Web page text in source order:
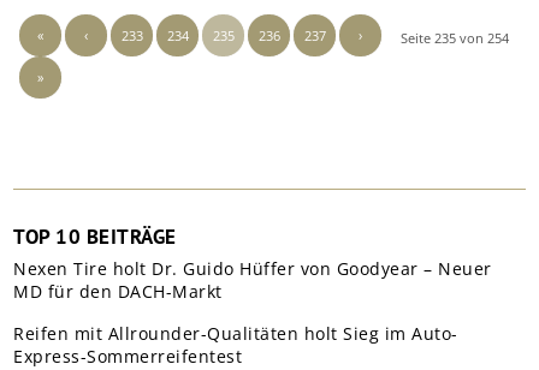
Seite 235 von 254
« ‹ 233 234 235 236 237 ›
»
TOP 10 BEITRÄGE
Nexen Tire holt Dr. Guido Hüffer von Goodyear – Neuer
MD für den DACH-Markt
Reifen mit Allrounder-Qualitäten holt Sieg im Auto-
Express-Sommerreifentest